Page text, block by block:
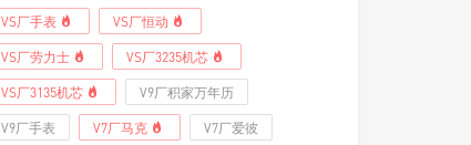
VS厂手表 VS厂恒动
VS厂劳力士 VS厂3235机芯
VS厂3135机芯 V9厂积家万年历
V9厂手表 V7厂马克 V7厂爱彼